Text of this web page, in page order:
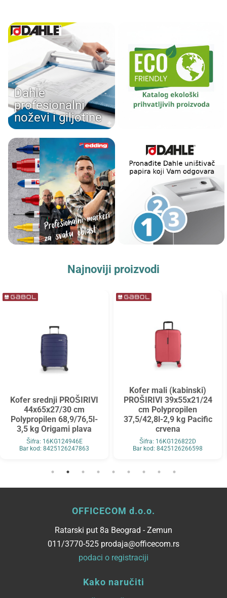
Dahle
profesionalni
noževi i giljotine
Najnoviji proizvodi
Kofer srednji PROŠIRIVI
44x65x27/30 cm
Polypropilen 68,9/76,5l-
3,5 kg Origami plava
Šifra: 16KG124946E
Bar kod: 8425126247863
Kofer mali (kabinski)
PROŠIRIVI 39x55x21/24
cm Polypropilen
37,5/42,8l-2,9 kg Pacific
crvena
Šifra: 16KG126822D
Bar kod: 8425126266598
OFFICECOM d.o.o.
Ratarski put 8a Beograd - Zemun
011/3770-525 prodaja@officecom.rs
podaci o registraciji
Kako naručiti